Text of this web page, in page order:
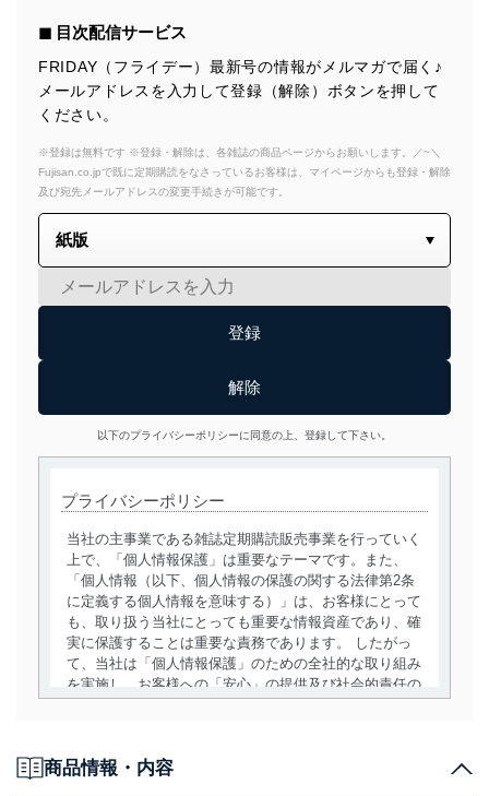
◼︎ 目次配信サービス
FRIDAY（フライデー）最新号の情報がメルマガで届く♪
メールアドレスを入力して登録（解除）ボタンを押して
ください。
※登録は無料です ※登録・解除は、各雑誌の商品ページからお願いします。／~＼
Fujisan.co.jpで既に定期購読をなさっているお客様は、マイページからも登録・解除
及び宛先メールアドレスの変更手続きが可能です。
以下のプライバシーポリシーに同意の上、登録して下さい。
プライバシーポリシー
当社の主事業である雑誌定期購読販売事業を行っていく
上で、「個人情報保護」は重要なテーマです。また、
「個人情報（以下、個人情報の保護の関する法律第2条
に定義する個人情報を意味する）」は、お客様にとって
も、取り扱う当社にとっても重要な情報資産であり、確
実に保護することは重要な責務であります。 したがっ
て、当社は「個人情報保護」のための全社的な取り組み
を実施し、お客様への「安心」の提供及び社会的責任の
商品情報・内容